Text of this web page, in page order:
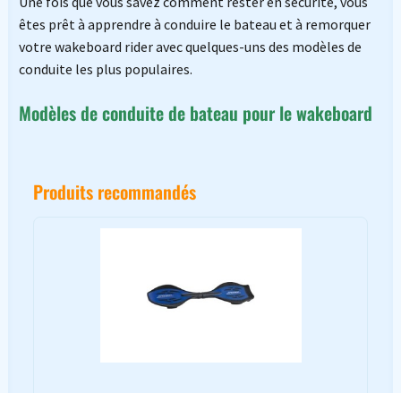
êtes prêt à apprendre à conduire le bateau et à remorquer
votre wakeboard rider avec quelques-uns des modèles de
conduite les plus populaires.
Modèles de conduite de bateau pour le wakeboard
Produits recommandés